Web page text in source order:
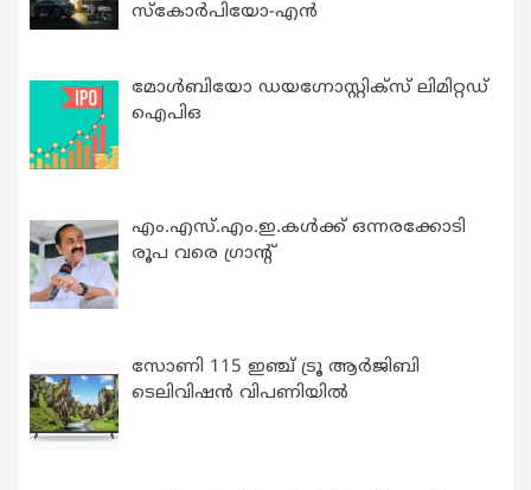
സ്കോർപിയോ-എൻ
മോൾബിയോ ഡയഗ്നോസ്റ്റിക്സ് ലിമിറ്റഡ്
ഐപിഒ
എം.എസ്.എം.ഇ.കൾക്ക് ഒന്നരക്കോടി
രൂപ വരെ ഗ്രാന്റ്
സോണി 115 ഇഞ്ച് ട്രൂ ആർജിബി
ടെലിവിഷൻ വിപണിയിൽ